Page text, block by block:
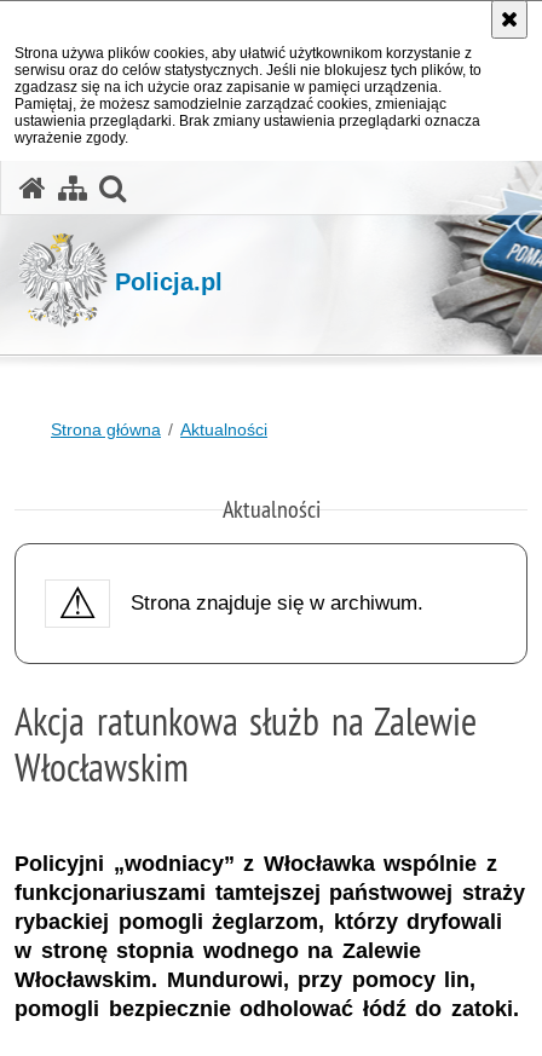
Strona używa plików cookies, aby ułatwić użytkownikom korzystanie z
serwisu oraz do celów statystycznych. Jeśli nie blokujesz tych plików, to
zgadzasz się na ich użycie oraz zapisanie w pamięci urządzenia.
Pamiętaj, że możesz samodzielnie zarządzać cookies, zmieniając
ustawienia przeglądarki. Brak zmiany ustawienia przeglądarki oznacza
wyrażenie zgody.
Policja.pl
Strona główna Aktualności
Aktualności
Strona znajduje się w archiwum.
Akcja ratunkowa służb na Zalewie
Włocławskim
Policyjni „wodniacy” z Włocławka wspólnie z
funkcjonariuszami tamtejszej państwowej straży
rybackiej pomogli żeglarzom, którzy dryfowali
w stronę stopnia wodnego na Zalewie
Włocławskim. Mundurowi, przy pomocy lin,
pomogli bezpiecznie odholować łódź do zatoki.